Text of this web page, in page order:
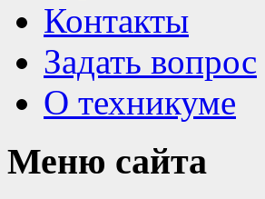
Контакты
Задать вопрос
О техникуме
Меню сайта